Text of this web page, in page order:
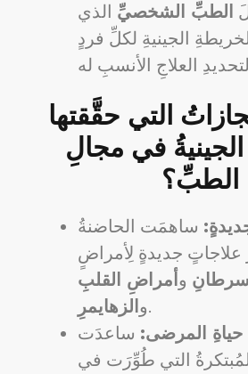
الطبِّ الشخصيِّ الذي
الجينيةِ لكلِّ فردٍ
التي حقَّقتها
في مجالِ
الطبِّ؟
ساهمَت الحاضنةُ
جديدةٍ لِأمراضٍ
و أمراضِ القلبِ
و الزهايمرِ
.
المرضى: ساعدَت
التي طُوِّرَت في